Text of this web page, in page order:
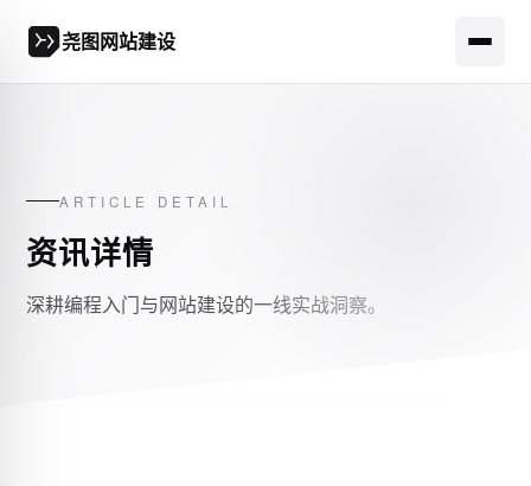
尧图网站建设
ARTICLE DETAIL
资讯详情
深耕编程入门与网站建设的一线实战洞察。